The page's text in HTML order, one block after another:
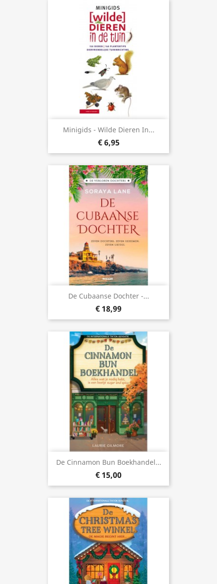
Minigids - Wilde Dieren In...
€ 6,95
De Cubaanse Dochter -...
€ 18,99
De Cinnamon Bun Boekhandel...
€ 15,00